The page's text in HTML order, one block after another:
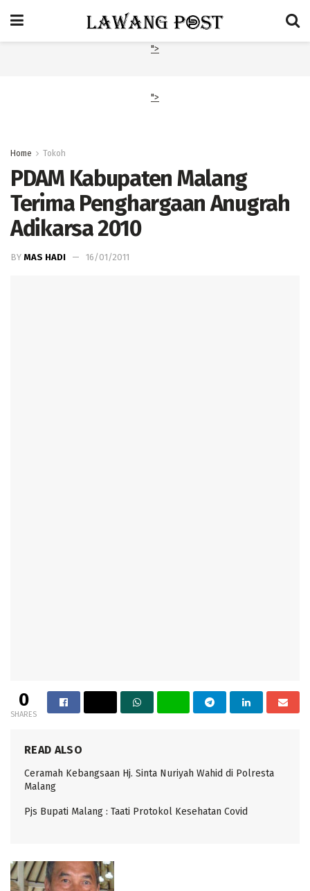
">
">
Home Tokoh
PDAM Kabupaten Malang
Terima Penghargaan Anugrah
Adikarsa 2010
BY MAS HADI 16/01/2011
0
SHARES
READ ALSO
Ceramah Kebangsaan Hj. Sinta Nuriyah Wahid di Polresta
Malang
Pjs Bupati Malang : Taati Protokol Kesehatan Covid